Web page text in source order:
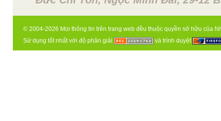
© 2004-2026 Mọi thông tin trên trang web đều thuộc quyền sở hữu của
Sử dụng tốt nhất với độ phân giải
và trình duyệt